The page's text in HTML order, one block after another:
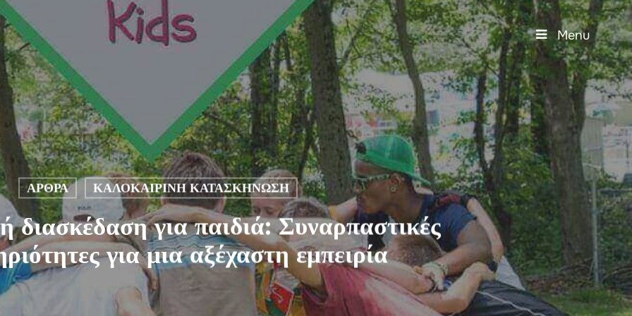
Menu
ΆΡΘΡΑ ΚΑΛΟΚΑΙΡΙΝΉ ΚΑΤΑΣΚΉΝΩΣΗ
διασκέδαση για παιδιά: Συναρπαστικές
για μια αξέχαστη εμπειρία